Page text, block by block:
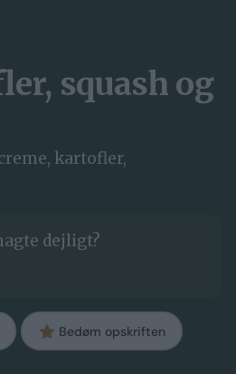
squash og
kartofler,
dejligt?
Bedøm opskriften